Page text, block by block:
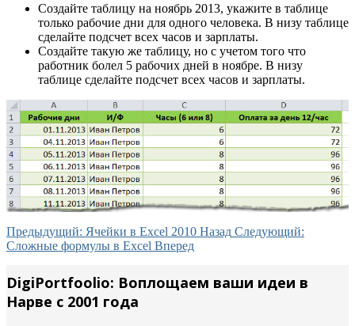
Создайте таблицу на ноябрь 2013, укажите в таблице
только рабочие дни для одного человека. В низу таблице
сделайте подсчет всех часов и зарплаты.
Создайте такую же таблицу, но с учетом того что
работник болел 5 рабочих дней в ноябре. В низу
таблице сделайте подсчет всех часов и зарплаты.
Предыдущий: Ячейки в Excel 2010 Назад Следующий:
Сложные формулы в Excel Вперед
DigiPortfoolio: Воплощаем ваши идеи в
Нарве с 2001 года